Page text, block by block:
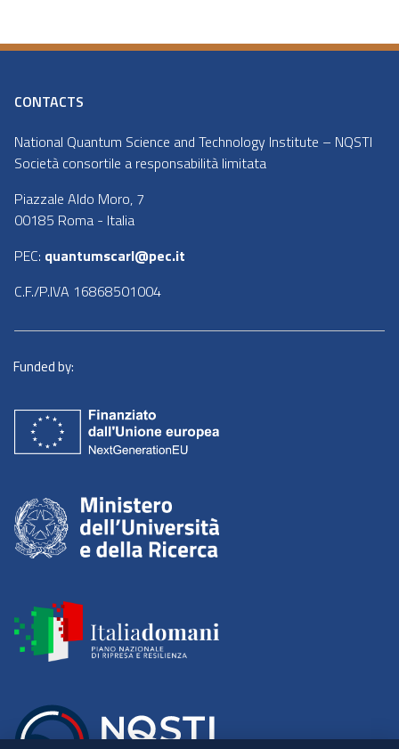
CONTACTS
National Quantum Science and Technology Institute – NQSTI
Società consortile a responsabilità limitata
Piazzale Aldo Moro, 7
00185 Roma - Italia
PEC: quantumscarl@pec.it
C.F./P.IVA 16868501004
Funded by: